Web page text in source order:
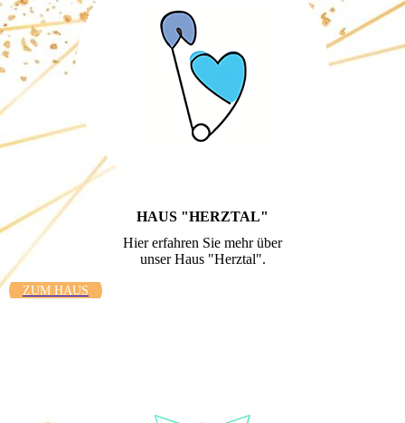
HAUS "HERZTAL"
Hier erfahren Sie mehr über
unser Haus "Herztal".
ZUM HAUS